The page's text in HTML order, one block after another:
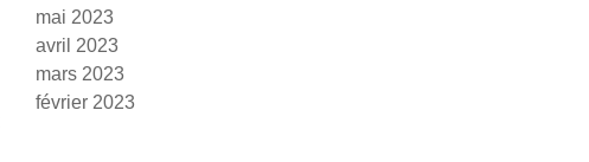
mai 2023
avril 2023
mars 2023
février 2023